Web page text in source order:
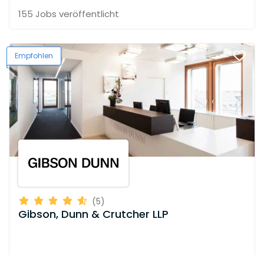
155 Jobs veröffentlicht
Empfohlen
(5)
Gibson, Dunn & Crutcher LLP